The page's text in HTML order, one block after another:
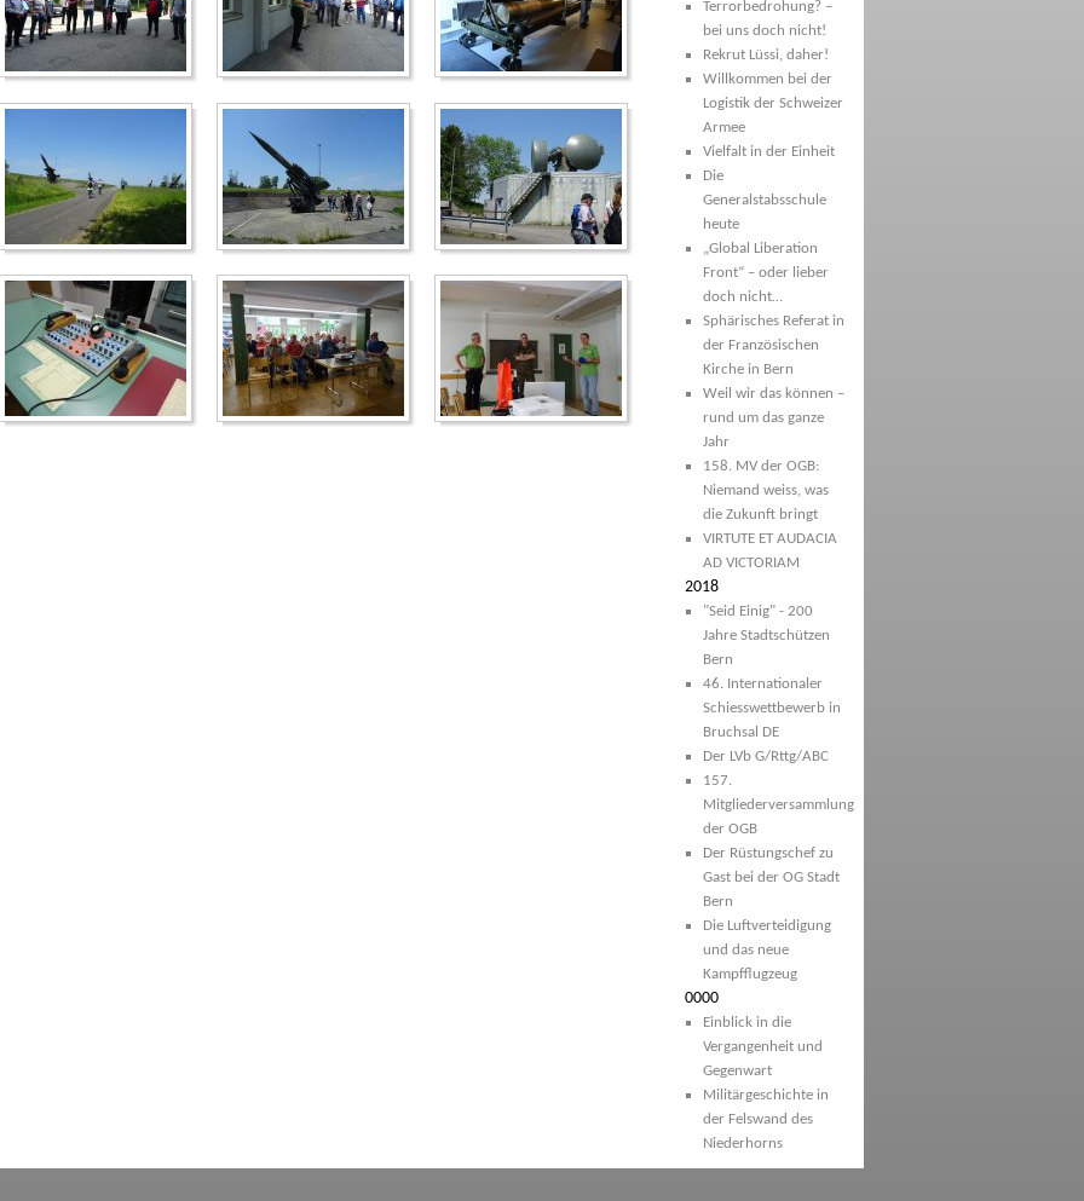
Terrorbedrohung? –
bei uns doch nicht!
Rekrut Lüssi, daher!
Willkommen bei der
Logistik der Schweizer
Armee
Vielfalt in der Einheit
Die
Generalstabsschule
heute
„Global Liberation
Front“ – oder lieber
doch nicht…
Sphärisches Referat in
der Französischen
Kirche in Bern
Weil wir das können –
rund um das ganze
Jahr
158. MV der OGB:
Niemand weiss, was
die Zukunft bringt
VIRTUTE ET AUDACIA
AD VICTORIAM
2018
"Seid Einig" - 200
Jahre Stadtschützen
Bern
46. Internationaler
Schiesswettbewerb in
Bruchsal DE
Der LVb G/Rttg/ABC
157.
Mitgliederversammlung
der OGB
Der Rüstungschef zu
Gast bei der OG Stadt
Bern
Die Luftverteidigung
und das neue
Kampfflugzeug
0000
Einblick in die
Vergangenheit und
Gegenwart
Militärgeschichte in
der Felswand des
Niederhorns